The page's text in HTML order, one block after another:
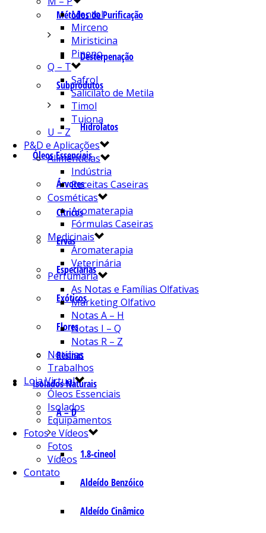
Métodos de Purificação
Desterpenação
Subprodutos
Hidrolatos
Óleos Essenciais
Árvores
Cítricos
Ervas
Especiarias
Exóticos
Flores
Resinas
Isolados Naturais
A – D
1.8-cineol
Aldeído Benzóico
Aldeído Cinâmico
Mentol
Mirceno
Miristicina
Pineno
Q – T
Safrol
Salicilato de Metila
Timol
Tujona
U – Z
P&D e Aplicações
Alimentícias
Indústria
Receitas Caseiras
Cosméticas
Aromaterapia
Fórmulas Caseiras
Medicinais
Aromaterapia
Veterinária
Perfumaria
As Notas e Famílias Olfativas
Marketing Olfativo
Notas A – H
Notas I – Q
Notas R – Z
Notícias
Trabalhos
Loja Virtual
Óleos Essenciais
Isolados
Equipamentos
Fotos e Vídeos
Fotos
Vídeos
Contato